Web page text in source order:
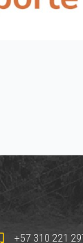
+57 310 221